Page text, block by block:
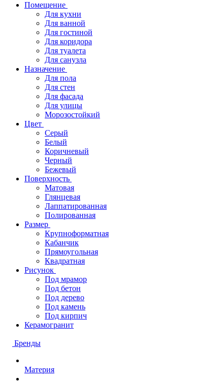
Помещение
Для кухни
Для ванной
Для гостиной
Для коридора
Для туалета
Для санузла
Назначение
Для пола
Для стен
Для фасада
Для улицы
Морозостойкий
Цвет
Серый
Белый
Коричневый
Черный
Бежевый
Поверхность
Матовая
Глянцевая
Лаппатированная
Полированная
Размер
Крупноформатная
Кабанчик
Прямоугольная
Квадратная
Рисунок
Под мрамор
Под бетон
Под дерево
Под камень
Под кирпич
Керамогранит
Бренды
Материя